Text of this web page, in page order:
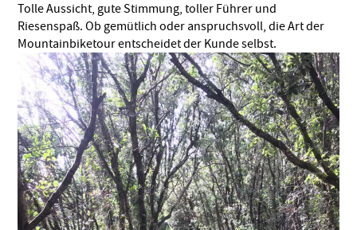
Tolle Aussicht, gute Stimmung, toller Führer und
Riesenspaß. Ob gemütlich oder anspruchsvoll, die Art der
Mountainbiketour entscheidet der Kunde selbst.